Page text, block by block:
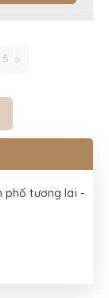
5
phố tương lai -